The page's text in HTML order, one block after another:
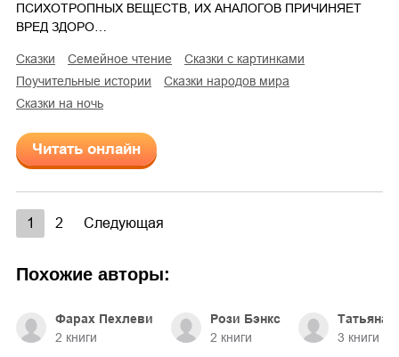
ПСИХОТРОПНЫХ ВЕЩЕСТВ, ИХ АНАЛОГОВ ПРИЧИНЯЕТ
ВРЕД ЗДОРО…
сказки семейное чтение
сказки с картинками
поучительные истории
сказки народов мира
сказки на ночь
Читать онлайн
1 2 Следующая
Похожие авторы:
Фарах Пехлеви
2 книги
Рози Бэнкс
2 книги
Татьяна
3 книги